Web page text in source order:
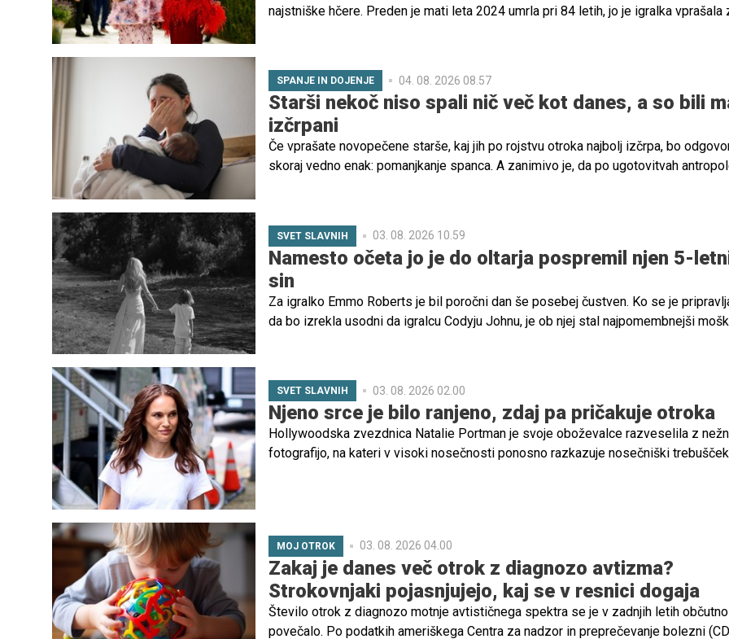
najstniške hčere. Preden je mati leta 2024 umrla pri 84 letih, jo je igralka vprašala
SPANJE IN DOJENJE 04. 08. 2026 08.57
Starši nekoč niso spali nič več kot danes, a so bili
izčrpani
Če vprašate novopečene starše, kaj jih po rojstvu otroka najbolj izčrpa, bo
skoraj vedno enak: pomanjkanje spanca. A zanimivo je, da po ugotovitvah
SVET SLAVNIH 03. 08. 2026 10.59
Namesto očeta jo je do oltarja pospremil njen 5-
sin
Za igralko Emmo Roberts je bil poročni dan še posebej čustven. Ko se je
da bo izrekla usodni da igralcu Codyju Johnu, je ob njej stal najpomembnejši
SVET SLAVNIH 03. 08. 2026 02.00
Njeno srce je bilo ranjeno, zdaj pa pričakuje otroka
Hollywoodska zvezdnica Natalie Portman je svoje oboževalce razveselila z
fotografijo, na kateri v visoki nosečnosti ponosno razkazuje nosečniški
MOJ OTROK 03. 08. 2026 04.00
Zakaj je danes več otrok z diagnozo avtizma?
Strokovnjaki pojasnjujejo, kaj se v resnici dogaja
Število otrok z diagnozo motnje avtističnega spektra se je v zadnjih letih občutno
povečalo. Po podatkih ameriškega Centra za nadzor in preprečevanje bolezni